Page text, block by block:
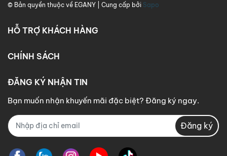
© Bản quyền thuộc về EGANY | Cung cấp bởi Sapo
HỖ TRỢ KHÁCH HÀNG
CHÍNH SÁCH
ĐĂNG KÝ NHẬN TIN
Bạn muốn nhận khuyến mãi đặc biệt? Đăng ký ngay.
Đăng ký